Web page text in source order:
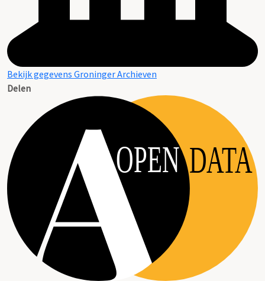
Bekijk gegevens Groninger Archieven
Delen
OPEN DATA